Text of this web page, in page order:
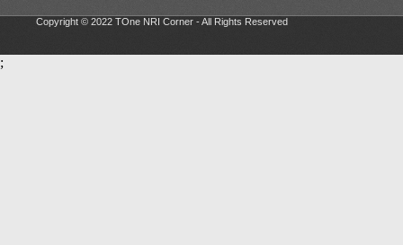
Copyright © 2022 TOne NRI Corner - All Rights Reserved
;